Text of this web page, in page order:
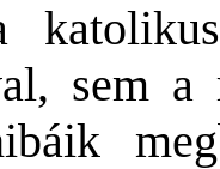
sem a